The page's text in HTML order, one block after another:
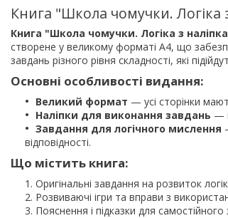
Книга "Школа чомучки. Логіка
Книга "Школа чомучки. Логіка з
створене у великому форматі А4, що
завдань різного рівня складності, які
Основні особливості видання:
Великий формат — усі сторінки
Наліпки для виконання завдань —
Завдання для логічного мислення
відповідності.
Що містить книга:
Оригінальні завдання на розвиток
Розвиваючі ігри та вправи з
Пояснення і підказки для